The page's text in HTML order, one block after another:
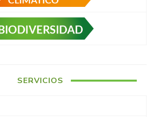
SERVICIOS